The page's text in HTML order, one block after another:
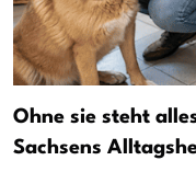
Ohne sie steht
Sachsens